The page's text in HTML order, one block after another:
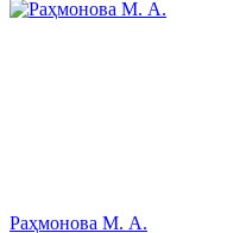
Раҳмонова М. А.